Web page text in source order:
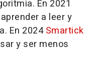
En 2021
a leer y
En 2024Smartick
y ser menos